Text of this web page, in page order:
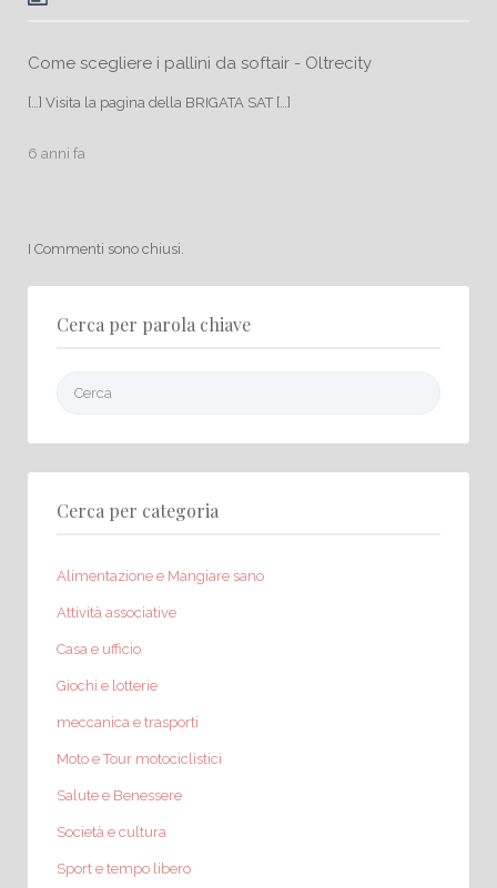
Come scegliere i pallini da softair - Oltrecity
[…] Visita la pagina della BRIGATA SAT […]
6 anni fa
I Commenti sono chiusi.
Cerca per parola chiave
Cerca per categoria
Alimentazione e Mangiare sano
Attività associative
Casa e ufficio
Giochi e lotterie
meccanica e trasporti
Moto e Tour motociclistici
Salute e Benessere
Società e cultura
Sport e tempo libero